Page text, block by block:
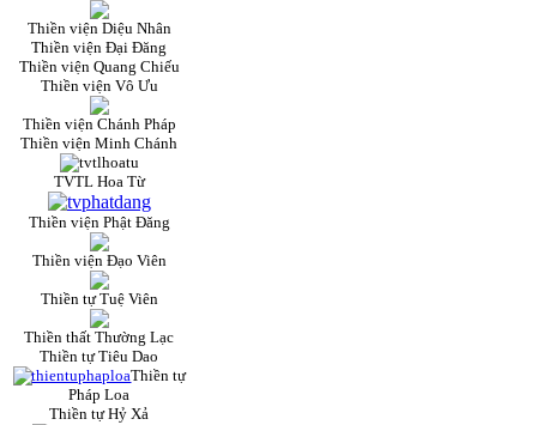
Thiền viện Diệu Nhân
Thiền viện Đại Đăng
Thiền viện Quang Chiếu
Thiền viện Vô Ưu
Thiền viện Chánh Pháp
Thiền viện Minh Chánh
TVTL Hoa Từ
Thiền viện Phật Đăng
Thiền viện Đạo Viên
Thiền tự Tuệ Viên
Thiền thất Thường Lạc
Thiền tự Tiêu Dao
Thiền tự
Pháp Loa
Thiền tự Hỷ Xả